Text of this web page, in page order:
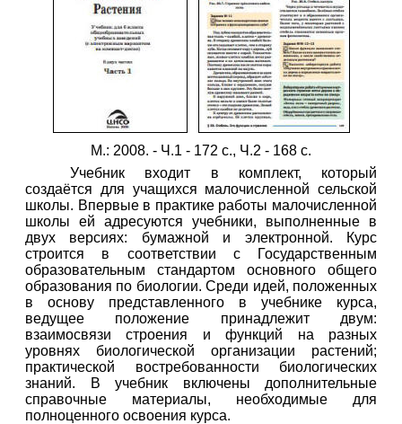
М.: 2008. - Ч.1 - 172 с., Ч.2 - 168 с.
Учебник входит в комплект, который
создаётся для учащихся малочисленной сельской
школы. Впервые в практике работы малочисленной
школы ей адресуются учебники, выполненные в
двух версиях: бумажной и электронной. Курс
строится в соответствии с Государственным
образовательным стандартом основного общего
образования по биологии. Среди идей, положенных
в основу представленного в учебнике курса,
ведущее положение принадлежит двум:
взаимосвязи строения и функций на разных
уровнях биологической организации растений;
практической востребованности биологических
знаний. В учебник включены дополнительные
справочные материалы, необходимые для
полноценного освоения курса.